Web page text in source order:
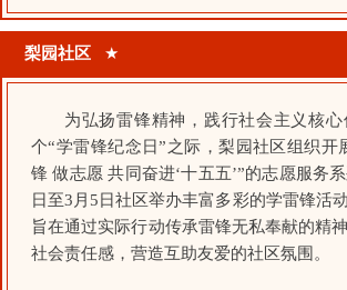
梨园社区 ★
为弘扬雷锋精神，践行社会主义核
个“学雷锋纪念日”之际，梨园社区组织开
锋 做志愿 共同奋进‘十五五’”的志愿服务
日至3月5日社区举办丰富多彩的学雷锋活
旨在通过实际行动传承雷锋无私奉献的精
社会责任感，营造互助友爱的社区氛围。